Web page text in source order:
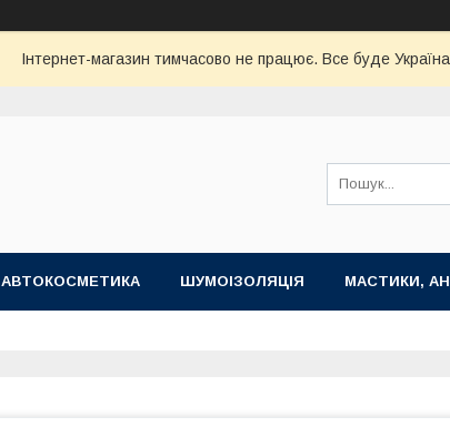
Інтернет-магазин тимчасово не працює. Все буде
АВТОКОСМЕТИКА ШУМОІЗОЛЯЦІЯ МАСТИКИ,